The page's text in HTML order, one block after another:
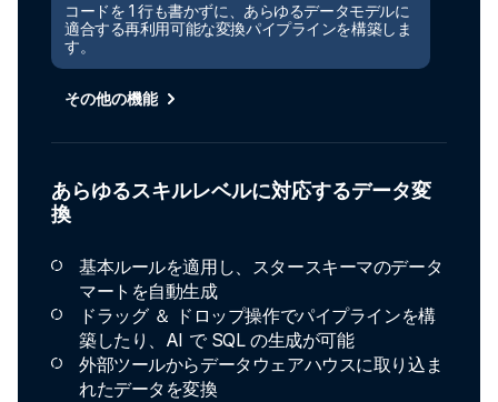
コードを 1 行も書かずに、あらゆるデータモデルに
適合する再利用可能な変換パイプラインを構築しま
す。
その他の機能
あらゆるスキルレベルに対応するデータ変
換
基本ルールを適用し、スタースキーマのデータ
マートを自動生成
ドラッグ ＆ ドロップ操作でパイプラインを構
築したり、AI で SQL の生成が可能
外部ツールからデータウェアハウスに取り込ま
れたデータを変換